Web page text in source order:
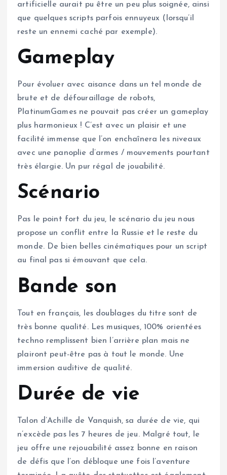
artificielle aurait pu être un peu plus soignée, ainsi
que quelques scripts parfois ennuyeux (lorsqu’il
reste un ennemi caché par exemple).
Gameplay
Pour évoluer avec aisance dans un tel monde de
brute et de défouraillage de robots,
PlatinumGames ne pouvait pas créer un gameplay
plus harmonieux ! C’est avec un plaisir et une
facilité immense que l’on enchaînera les niveaux
avec une panoplie d’armes / mouvements pourtant
très élargie. Un pur régal de jouabilité.
Scénario
Pas le point fort du jeu, le scénario du jeu nous
propose un conflit entre la Russie et le reste du
monde. De bien belles cinématiques pour un script
au final pas si émouvant que cela.
Bande son
Tout en français, les doublages du titre sont de
très bonne qualité. Les musiques, 100% orientées
techno remplissent bien l’arrière plan mais ne
plairont peut-être pas à tout le monde. Une
immersion auditive de qualité.
Durée de vie
Talon d’Achille de Vanquish, sa durée de vie, qui
n’excède pas les 7 heures de jeu. Malgré tout, le
jeu offre une rejouabilité assez bonne en raison
de défis que l’on débloque une fois l’aventure